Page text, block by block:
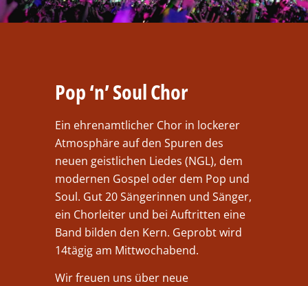
Pop ‘n’ Soul Chor
Ein ehrenamtlicher Chor in lockerer
Atmosphäre auf den Spuren des
neuen geistlichen Liedes (NGL), dem
modernen Gospel oder dem Pop und
Soul. Gut 20 Sängerinnen und Sänger,
ein Chorleiter und bei Auftritten eine
Band bilden den Kern. Geprobt wird
14tägig am Mittwochabend.
Wir freuen uns über neue